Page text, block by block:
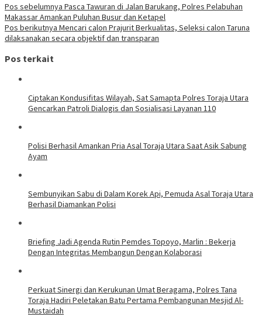
Pos sebelumnya Pasca Tawuran di Jalan Barukang, Polres Pelabuhan
Makassar Amankan Puluhan Busur dan Ketapel
Pos berikutnya Mencari calon Prajurit Berkualitas, Seleksi calon Taruna
dilaksanakan secara objektif dan transparan
Pos terkait
Ciptakan Kondusifitas Wilayah, Sat Samapta Polres Toraja Utara
Gencarkan Patroli Dialogis dan Sosialisasi Layanan 110
Polisi Berhasil Amankan Pria Asal Toraja Utara Saat Asik Sabung
Ayam
Sembunyikan Sabu di Dalam Korek Api, Pemuda Asal Toraja Utara
Berhasil Diamankan Polisi
Briefing Jadi Agenda Rutin Pemdes Topoyo, Marlin : Bekerja
Dengan Integritas Membangun Dengan Kolaborasi
Perkuat Sinergi dan Kerukunan Umat Beragama, Polres Tana
Toraja Hadiri Peletakan Batu Pertama Pembangunan Mesjid Al-
Mustaidah